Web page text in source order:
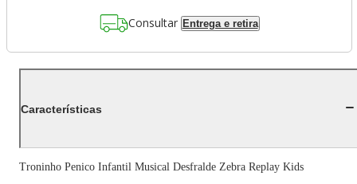
Consultar Entrega e retira
Características
Troninho Penico Infantil Musical Desfralde Zebra Replay Kids